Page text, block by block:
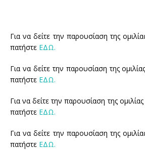
37ο ΕΤΗΣΙΟ ΠΑΝΕΛΛΗΝΙΟ ΙΑΤΡΙΚΟ
36ο ΕΤΗΣΙΟ ΠΑΝΕΛΛΗΝΙΟ ΙΑΤΡΙΚΟ
35ο ΕΤΗΣΙΟ ΠΑΝΕΛΛΗΝΙΟ ΙΑΤΡΙΚΟ
Για να δείτε την παρουσίαση της
πατήστε ΕΔΩ.
Για να δείτε την παρουσίαση της
πατήστε ΕΔΩ.
Για να δείτε την παρουσίαση της
πατήστε ΕΔΩ.
Για να δείτε την παρουσίαση της
πατήστε ΕΔΩ.